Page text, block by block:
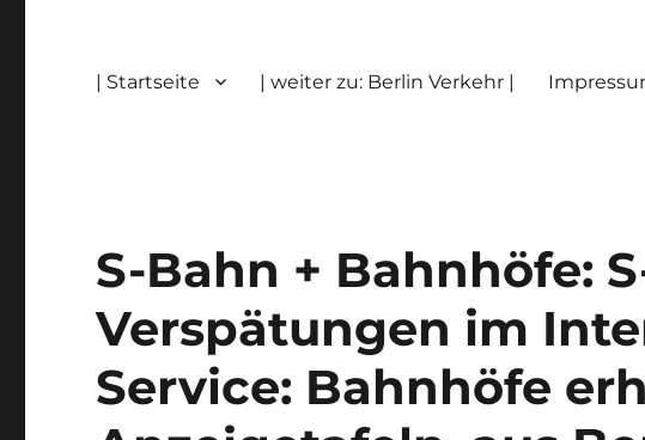
| Startseite | weiter zu: Berlin Verkehr |
S-Bahn + Bahnhöfe:
Verspätungen im
Service: Bahnhöfe